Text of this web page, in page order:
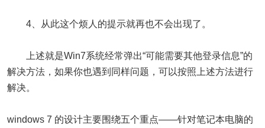
4、从此这个烦人的提示就再也不会出现了。
上述就是Win7系统经常弹出“可能需要其他登录信息”的
解决方法，如果你也遇到同样问题，可以按照上述方法进行
解决。
windows 7 的设计主要围绕五个重点——针对笔记本电脑的